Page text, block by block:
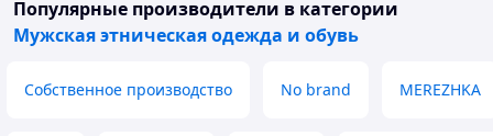
Популярные производители в категории
Мужская этническая одежда и обувь
Собственное производство No brand MEREZHKA